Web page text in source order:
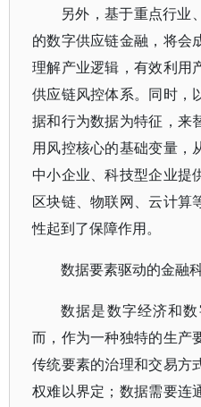
另外，基于重点行业
的数字供应链金融，将会
理解产业逻辑，有效利用
供应链风控体系。同时，
据和行为数据为特征，来
用风控核心的基础变量，
中小企业、科技型企业提
区块链、物联网、云计算
性起到了保障作用。
数据要素驱动的金融
数据是数字经济和
而，作为一种独特的生产
传统要素的治理和交易
权难以界定；数据需要连